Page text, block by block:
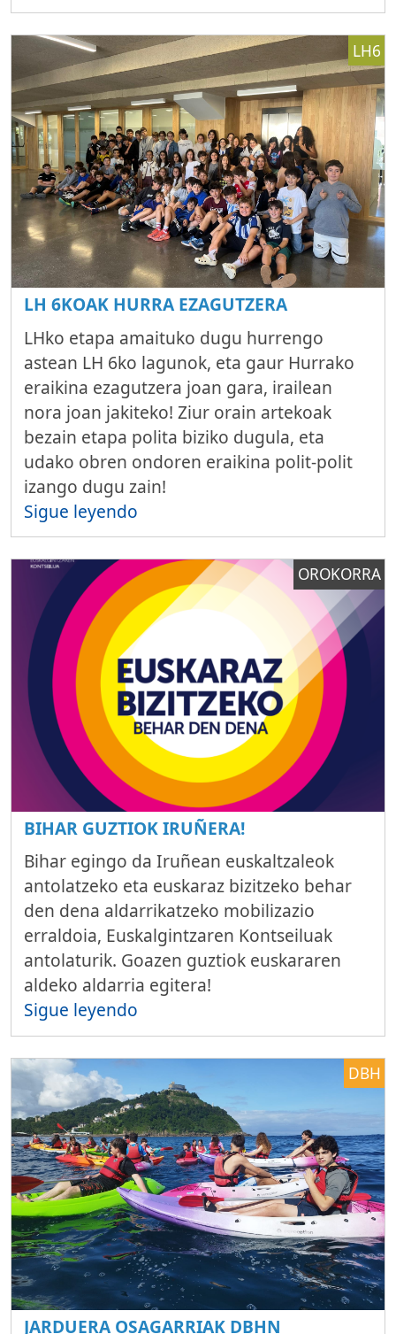
LH6
LH 6KOAK HURRA EZAGUTZERA
LHko etapa amaituko dugu hurrengo
astean LH 6ko lagunok, eta gaur Hurrako
eraikina ezagutzera joan gara, irailean
nora joan jakiteko! Ziur orain artekoak
bezain etapa polita biziko dugula, eta
udako obren ondoren eraikina polit-polit
izango dugu zain!
Sigue leyendo
OROKORRA
BIHAR GUZTIOK IRUÑERA!
Bihar egingo da Iruñean euskaltzaleok
antolatzeko eta euskaraz bizitzeko behar
den dena aldarrikatzeko mobilizazio
erraldoia, Euskalgintzaren Kontseiluak
antolaturik. Goazen guztiok euskararen
aldeko aldarria egitera!
Sigue leyendo
DBH
JARDUERA OSAGARRIAK DBHN